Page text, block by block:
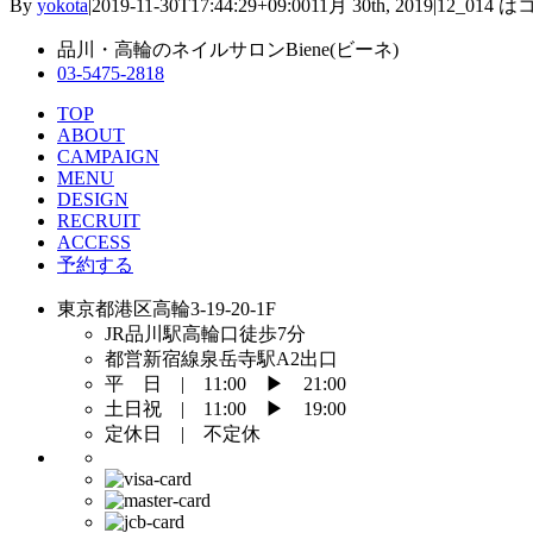
By yokota|2019-11-30T17:44:29+09:0011月 30th, 2019|12_014 は
品川・高輪のネイルサロンBiene(ビーネ)
03-5475-2818
TOP
ABOUT
CAMPAIGN
MENU
DESIGN
RECRUIT
ACCESS
予約する
東京都港区高輪3-19-20-1F
JR品川駅高輪口徒歩7分
都営新宿線泉岳寺駅A2出口
平 日 | 11:00 ▶︎ 21:00
土日祝 | 11:00 ▶︎ 19:00
定休日 | 不定休